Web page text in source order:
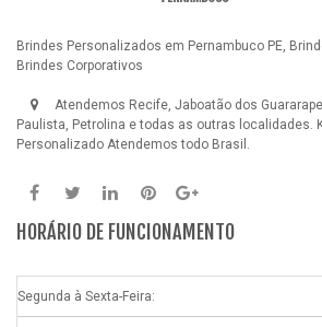
Brindes Personalizados em Pernambuco PE,
Brindes Corporativos
Atendemos Recife, Jaboatão dos
Paulista, Petrolina e todas as outras localidades.
Personalizado Atendemos todo Brasil.
HORÁRIO DE FUNCIONAMENTO
Segunda à Sexta-Feira: